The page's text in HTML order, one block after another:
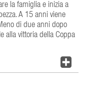
la famiglia e inizia a
A 15 anni viene
di due anni dopo
alla vittoria della Coppa